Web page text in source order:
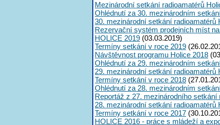
Mezinárodní setkání radioamatérů
Ohlédnutí za 30. mezinárodním
30. mezinárodní setkání radioamatérů
Rezervační systém prodejních míst
HOLICE 2019 (03.03.2019)
Termíny setkání v roce 2019
Návštěvnost programu Holice 2018
Ohlédnutí za 29. mezinárodním
29. mezinárodní setkání radioamatérů
Termíny setkání v roce 2018
Ohlédnutí za 28. mezinárodním
Reportáž z 27. mezinárodního setkání
28. mezinárodní setkání radioamatérů
Termíny setkání v roce 2017
HOLICE 2016 - práce s mládeží a